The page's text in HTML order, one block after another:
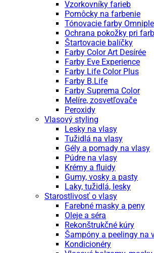
Vzorkovníky farieb
Pomôcky na farbenie
Tónovacie farby
Ochrana pokožky pri
Štartovacie balíčky
Farby Color Art Desírée
Farby Eve Experience
Farby Life Color Plus
Farby B.Life
Farby Suprema Color
Melíre, zosvetľovače
Peroxidy
Vlasový styling
Lesky na vlasy
Tužidlá na vlasy
Gély a pomady na vlasy
Púdre na vlasy
Krémy a fluidy
Gumy, vosky a pasty
Laky, tužidlá, lesky
Starostlivosť o vlasy
Farebné masky a peny
Oleje a séra
Rekonštrukčné kúry
Šampóny a peelingy na
Kondicionéry